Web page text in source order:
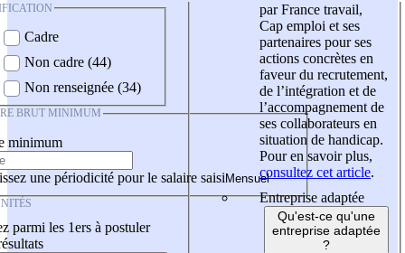
Cadre
Non cadre (44)
Non renseignée (34)
BRUT MINIMUM
minimum
une périodicité pour le salaire saisi
parmi les 1ers à postuler
par France travail,
Cap emploi et ses
partenaires pour ses
actions concrètes en
faveur du recrutement,
de l’intégration et de
l’accompagnement de
ses collaborateurs en
situation de handicap.
Pour en savoir plus,
consultez cet article.
Entreprise adaptée
Qu'est-ce qu'une
entreprise adaptée
?